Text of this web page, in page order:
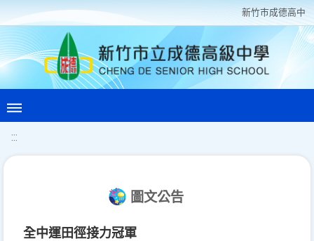
新竹巿成德高中
:::
圖文公告
全中運田徑接力冠軍